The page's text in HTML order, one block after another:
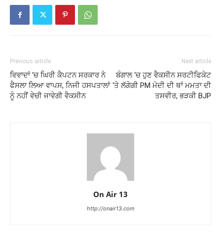
Previous article
ਵਿਵਾਦਾਂ ‘ਚ ਘਿਰੀ ਕੈਪਟਨ ਸਰਕਾਰ ਨੇ
ਫੈਸਲਾ ਲਿਆ ਵਾਪਸ, ਨਿਜੀ ਹਸਪਤਾਲਾਂ
ਨੂੰ ਨਹੀਂ ਵੇਚੀ ਜਾਵੇਗੀ ਵੈਕਸੀਨ
Next article
ਬੰਗਾਲ ‘ਚ ਹੁਣ ਵੈਕਸੀਨ ਸਰਟੀਫਿਕੇਟ
‘ਤੇ ਲੱਗੇਗੀ PM ਮੋਦੀ ਦੀ ਥਾਂ ਮਮਤਾ ਦੀ
ਤਸਵੀਰ, ਭੜਕੀ BJP
On Air 13
http://onair13.com